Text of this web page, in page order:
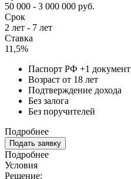
50 000 - 3 000 000 руб.
Срок
2 лет - 7 лет
Ставка
11,5%
Паспорт РФ +1 документ
Возраст от 18 лет
Подтверждение дохода
Без залога
Без поручителей
Подробнее
Подать заявку
Подробнее
Условия
Решение: